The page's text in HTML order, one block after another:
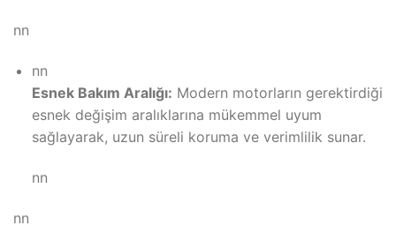
nn
nn
Esnek Bakım Aralığı: Modern motorların gerektirdiği
esnek değişim aralıklarına mükemmel uyum
sağlayarak, uzun süreli koruma ve verimlilik sunar.
nn
nn